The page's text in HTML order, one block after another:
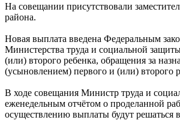
На совещании присутствовали
района.
Новая выплата введена Федеральным
Министерства труда и социальной
(или) второго ребенка, обращения за
(усыновлением) первого и (или) второго
В ходе совещания Министр труда и
еженедельным отчётом о проделанной
осуществлению выплаты будут решаться